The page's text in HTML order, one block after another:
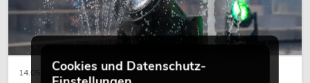
14.05.2026Cookies und Datenschutz-